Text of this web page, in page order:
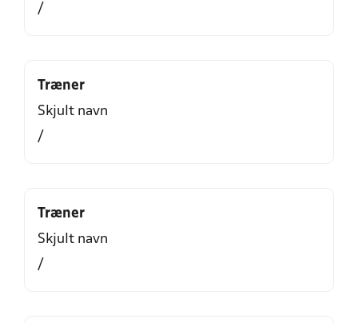
/
Træner
Skjult navn
/
Træner
Skjult navn
/